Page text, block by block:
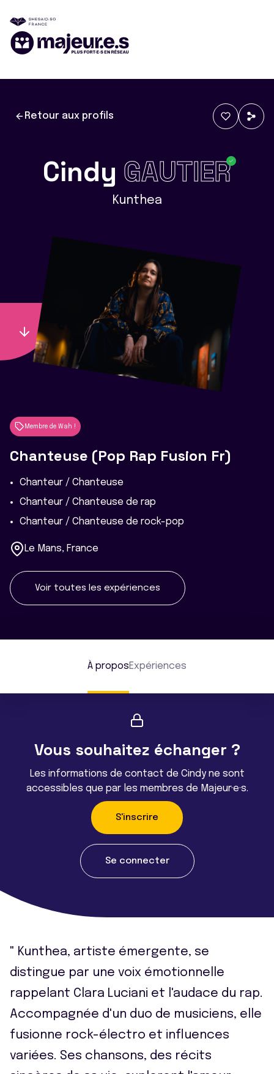
Retour aux profils
Cindy GAUTIER
Kunthea
Membre de Wah !
Chanteuse (Pop Rap Fusion Fr)
Chanteur / Chanteuse
Chanteur / Chanteuse de rap
Chanteur / Chanteuse de rock-pop
Le Mans, France
Voir toutes les expériences
À proposExpériences
Vous souhaitez échanger ?
Les informations de contact de Cindy ne sont
accessibles que par les membres de Majeur·e·s.
S'inscrire
Se connecter
" Kunthea, artiste émergente, se
distingue par une voix émotionnelle
rappelant Clara Luciani et l'audace du rap.
Accompagnée d'un duo de musiciens, elle
fusionne rock-électro et influences
variées. Ses chansons, des récits